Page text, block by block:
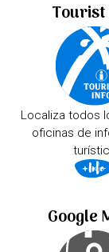
Localiza todos
oficinas de
Google